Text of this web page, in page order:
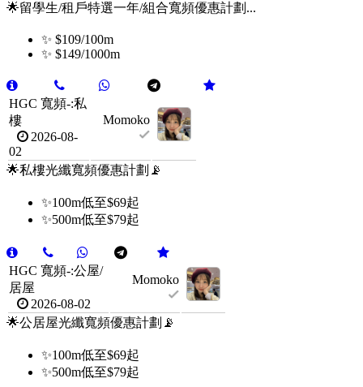
🌟留學生/租戶特選一年/組合寬頻優惠計劃...
✨ $109/100m
✨ $149/1000m
HGC 寬頻-:私
樓
2026-08-
02
Momoko
🌟私樓光纖寬頻優惠計劃📡
✨100m低至$69起
✨500m低至$79起
HGC 寬頻-:公屋/
居屋
2026-08-02
Momoko
🌟公居屋光纖寬頻優惠計劃📡
✨100m低至$69起
✨500m低至$79起